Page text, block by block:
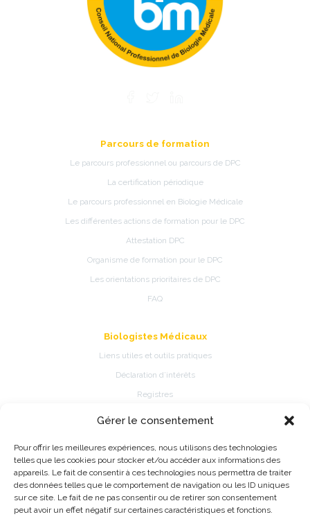
Gérer le consentement
Pour offrir les meilleures expériences, nous utilisons des technologies
telles que les cookies pour stocker et/ou accéder aux informations des
appareils. Le fait de consentir à ces technologies nous permettra de traiter
des données telles que le comportement de navigation ou les ID uniques
sur ce site. Le fait de ne pas consentir ou de retirer son consentement
peut avoir un effet négatif sur certaines caractéristiques et fonctions.
Parcours de formation
Le parcours professionnel ou parcours de DPC
La certification périodique
Le parcours professionnel en Biologie Médicale
Les différentes actions de formation pour le DPC
Attestation DPC
Organisme de formation pour le DPC
Les orientations prioritaires de DPC
FAQ
Biologistes Médicaux
Liens utiles et outils pratiques
Déclaration d’intérêts
Registres
Présentation de la spécialité
Pathologies et traitements de la spécialité
Fiches d’information patient
Information Registres de pratique médicale ou épidémiologique